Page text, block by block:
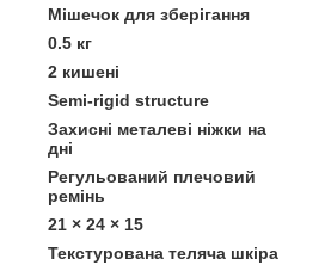
Мішечок для зберігання
0.5 кг
2 кишені
Semi-rigid structure
Захисні металеві ніжки на
дні
Регульований плечовий
ремінь
21 × 24 × 15
Текстурована теляча шкіра